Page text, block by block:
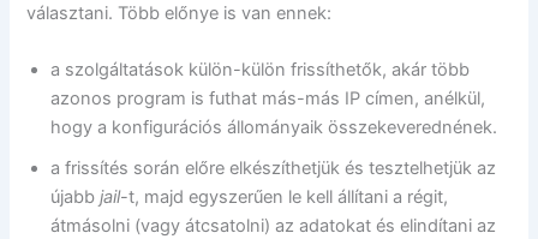
választani. Több előnye is van ennek:
a szolgáltatások külön-külön frissíthetők, akár több
azonos program is futhat más-más IP címen, anélkül,
hogy a konfigurációs állományaik összekeverednének.
a frissítés során előre elkészíthetjük és tesztelhetjük az
újabbjail-t, majd egyszerűen le kell állítani a régit,
átmásolni (vagy átcsatolni) az adatokat és elindítani az